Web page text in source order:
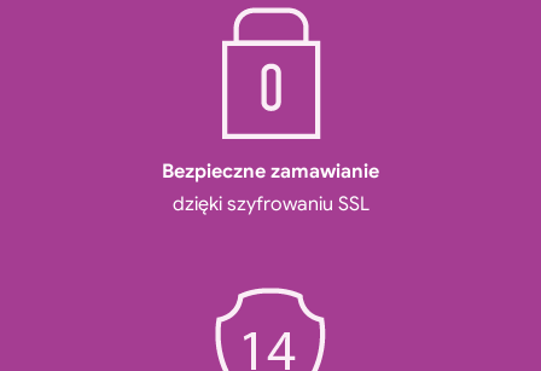
Bezpieczne zamawianie
dzięki szyfrowaniu SSL